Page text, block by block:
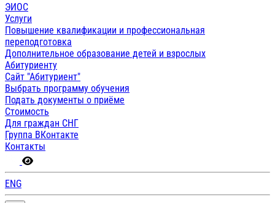
ЭИОС
Услуги
Повышение квалификации и профессиональная
переподготовка
Дополнительное образование детей и взрослых
Абитуриенту
Сайт "Абитуриент"
Выбрать программу обучения
Подать документы о приёме
Стоимость
Для граждан СНГ
Группа ВКонтакте
Контакты
ENG